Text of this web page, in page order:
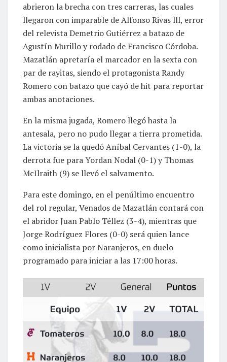
abrieron la brecha con tres carreras, las cuales
llegaron con imparable de Alfonso Rivas lll, error
del relevista Demetrio Gutiérrez a batazo de
Agustín Murillo y rodado de Francisco Córdoba.
Mazatlán apretaría el marcador en la sexta con
par de rayitas, siendo el protagonista Randy
Romero con batazo que cayó de hit para reportar
ambas anotaciones.
En la misma jugada, Romero llegó hasta la
antesala, pero no pudo llegar a tierra prometida.
La victoria se la quedó Aníbal Cervantes (1-0), la
derrota fue para Yordan Nodal (0-1) y Thomas
McIlraith (9) se llevó el salvamento.
Para este domingo, en el penúltimo encuentro
del rol regular, Venados de Mazatlán contará con
el abridor Juan Pablo Téllez (3-4), mientras que
Jorge Rodríguez Flores (0-0) será quien lance
como inicialista por Naranjeros, en duelo
programado para iniciar a las 17:00 horas.